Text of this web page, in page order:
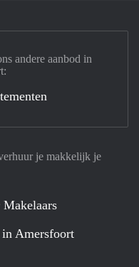
je makkelijk je
Makelaars
Amersfoort
andere aanbod in